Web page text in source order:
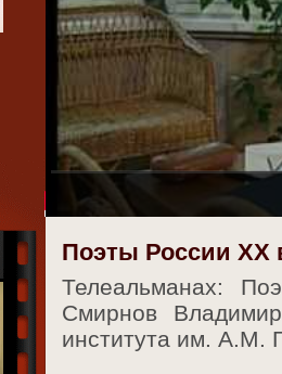
Поэты России ХХ
Телеальманах:
Смирнов
института им. А.М.